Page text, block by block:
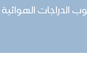
الدراجات الهوائية